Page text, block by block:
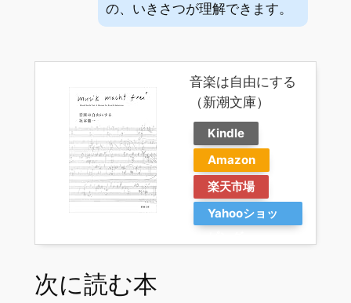
の、いきさつが理解できます。
音楽は自由にする
（新潮文庫）
Kindle
Amazon
楽天市場
Yahooショッ
次に読む本